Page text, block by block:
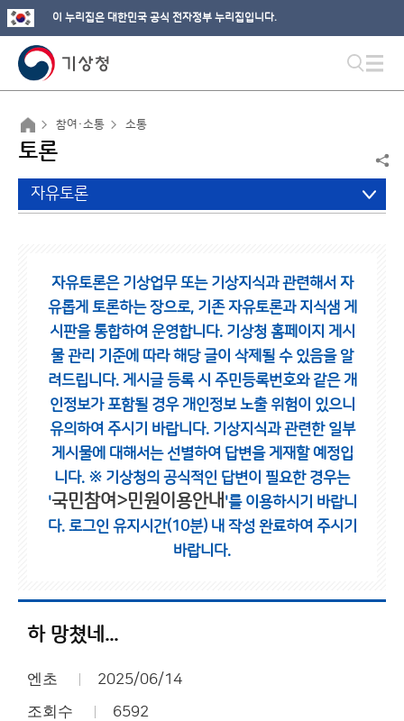
이 누리집은 대한민국 공식 전자정부 누리집입니다.
참여·소통 소통
토론
자유토론
자유토론은 기상업무 또는 기상지식과 관련해서 자
유롭게 토론하는 장으로, 기존 자유토론과 지식샘 게
시판을 통합하여 운영합니다. 기상청 홈페이지 게시
물 관리 기준에 따라 해당 글이 삭제될 수 있음을 알
려드립니다. 게시글 등록 시 주민등록번호와 같은 개
인정보가 포함될 경우 개인정보 노출 위험이 있으니
유의하여 주시기 바랍니다. 기상지식과 관련한 일부
게시물에 대해서는 선별하여 답변을 게재할 예정입
니다. ※ 기상청의 공식적인 답변이 필요한 경우는
'국민참여>민원이용안내 '를 이용하시기 바랍니
다. 로그인 유지시간(10분) 내 작성 완료하여 주시기
바랍니다.
하 망쳤네...
엔초 2025/06/14
조회수 6592